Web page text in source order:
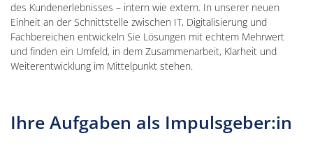
des Kundenerlebnisses – intern wie extern. In unserer neuen
Einheit an der Schnittstelle zwischen IT, Digitalisierung und
Fachbereichen entwickeln Sie Lösungen mit echtem Mehrwert
und finden ein Umfeld, in dem Zusammenarbeit, Klarheit und
Weiterentwicklung im Mittelpunkt stehen.
Ihre Aufgaben als Impulsgeber:in